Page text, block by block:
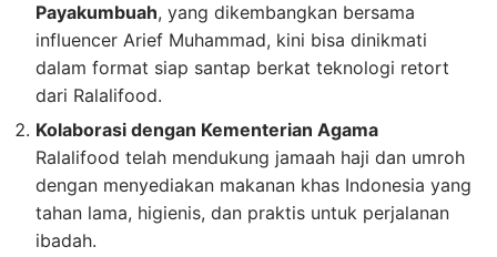
Payakumbuah, yang dikembangkan bersama
influencer Arief Muhammad, kini bisa dinikmati
dalam format siap santap berkat teknologi retort
dari Ralalifood.
Kolaborasi dengan Kementerian Agama
Ralalifood telah mendukung jamaah haji dan umroh
dengan menyediakan makanan khas Indonesia yang
tahan lama, higienis, dan praktis untuk perjalanan
ibadah.